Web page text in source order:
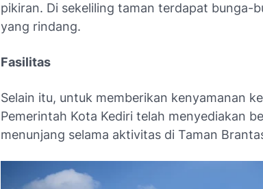
pikiran. Di sekeliling taman terdapat bunga-
yang rindang.
Fasilitas
Selain itu, untuk memberikan kenyamanan
Pemerintah Kota Kediri telah menyediakan
menunjang selama aktivitas di Taman